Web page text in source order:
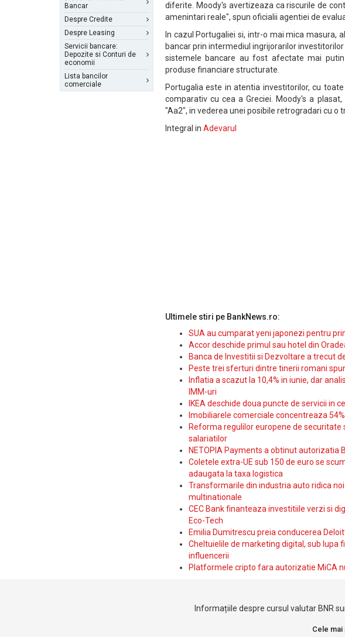
Bancar
Despre Credite
Despre Leasing
Servicii bancare:
Depozite si Conturi de
economii
Lista bancilor
comerciale
diferite. Moody's avertizeaza ca riscurile de
amenintari reale", spun oficialii agentiei de
In cazul Portugaliei si, intr-o mai mica masura,
bancar prin intermediul ingrijorarilor
sistemele bancare au fost afectate mai
produse financiare structurate.
Portugalia este in atentia investitorilor, cu
comparativ cu cea a Greciei. Moody's a
"Aa2", in vederea unei posibile retrogradari cu o
Integral in Adevarul
Ultimele stiri pe BankNews.ro:
SUA au cumparat yeni japonezi pentru
Accor deschide primul sau hotel din
Banca de Investitii si Dezvoltare a trecut
Peste trei sferturi dintre tinerii romani
Inflatia a scazut la 10,4% in iunie, dar
IMM-uri
IKEA deschide doua puncte de servicii in
Imobiliarele comerciale concentreaza
Reforma regulilor europene de
salariatilor
NETOPIA Payments a obtinut autorizatia
Coletele extra-UE sub 150 de euro se
adaugata la taxa logistica
Transformarile din industria auto ridica
multinationale
CEC Bank finanteaza investitiile verzi si
Eco-Tech
Emilia Dumitrescu preia conducerea
Cheltuielile de marketing digital, sub lupa
influencerii
Platformele cripto fara autorizatie MiCA
Informațiile despre cursul valutar BNR
Cele mai